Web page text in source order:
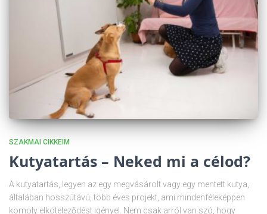
SZAKMAI CIKKEIM
Kutyatartás – Neked mi a célod?
A kutyatartás, legyen az egy megvásárolt vagy egy mentett kutya,
általában hosszútávú, több éves projekt, ami mindenféleképpen
komoly elköteleződést igényel. Nem csak arról van szó, hogy